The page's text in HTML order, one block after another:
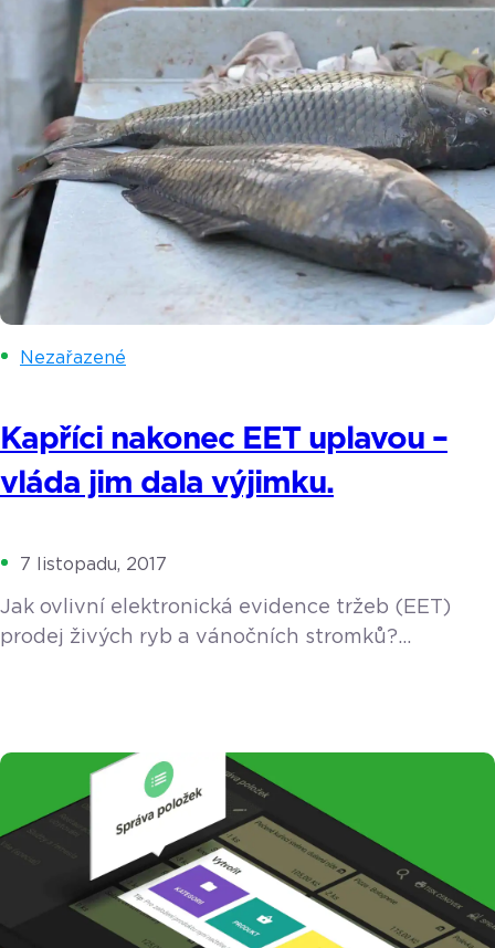
Nezařazené
Kapříci nakonec EET uplavou –
vláda jim dala výjimku.
7 listopadu, 2017
Jak ovlivní elektronická evidence tržeb (EET)
prodej živých ryb a vánočních stromků?
tato povinnost dotkne již letos a kdo si
s pořízením pokladního systému nemusí lámat
hlavu se dozvíte v tomto článku. Termín spuštění
3. a 4. vlny elektronické evidence tržeb (EET)
byl posunut. […]